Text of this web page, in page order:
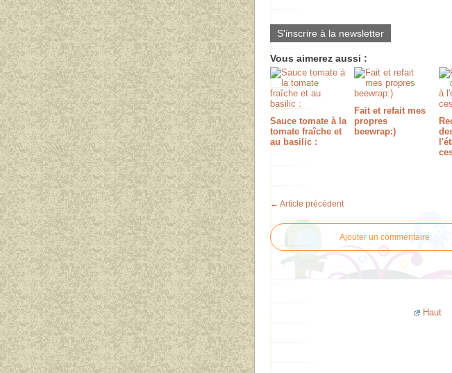
S'inscrire à la newsletter
Vous aimerez aussi :
Sauce tomate à la
tomate fraîche et
au basilic :
Fait et refait mes
propres
beewrap:)
← Article précédent
Ajouter un commentaire
Haut